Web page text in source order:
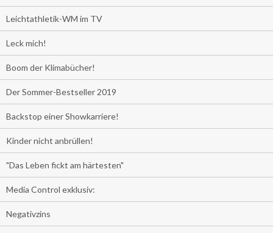
Leichtathletik-WM im TV
Leck mich!
Boom der Klimabücher!
Der Sommer-Bestseller 2019
Backstop einer Showkarriere!
Kinder nicht anbrüllen!
"Das Leben fickt am härtesten"
Media Control exklusiv:
Negativzins